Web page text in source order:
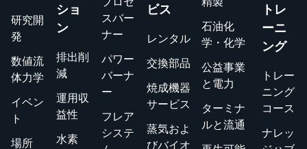
研究開
発
数値流
体力学
イベン
ト
場所
ショ
ン
排出削
減
運用収
益性
水素
スバー
ナー
パワー
バーナ
ー
フレア
システ
ビス
レンタル
交換部品
焼成機器
サービス
蒸気およ
びバイオ
石油化
学・化学
公益事業
と電力
ターミナ
ルと流通
トレ
ーニ
ング
トレー
ニング
コース
ナレッ